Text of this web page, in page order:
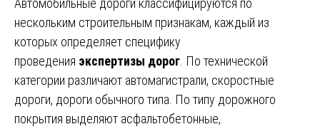
Автомобильные дороги классифицируются по
нескольким строительным признакам, каждый из
которых определяет специфику
проведения экспертизы дорог . По технической
категории различают автомагистрали, скоростные
дороги, дороги обычного типа. По типу дорожного
покрытия выделяют асфальтобетонные,